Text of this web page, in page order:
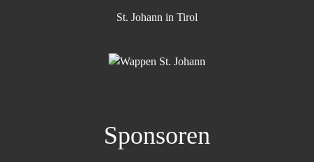
St. Johann in Tirol
Sponsoren